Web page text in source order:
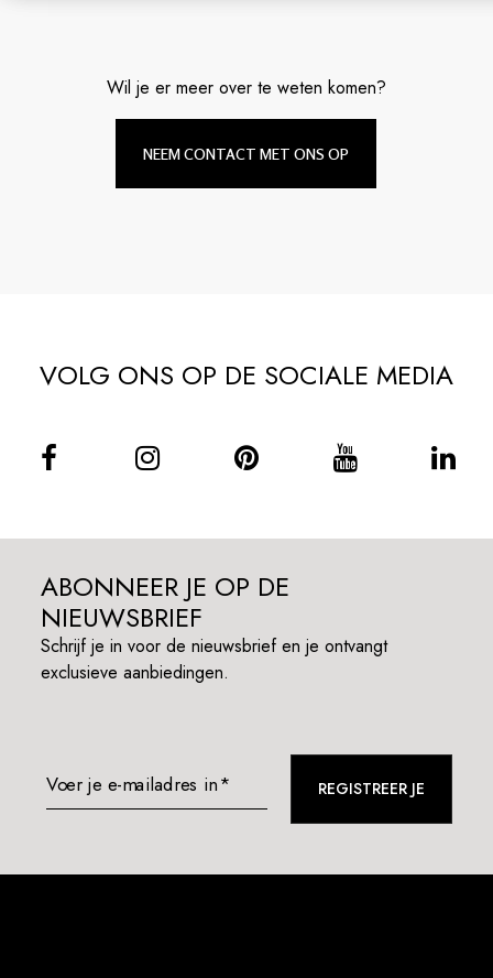
Wil je er meer over te weten komen?
NEEM CONTACT MET ONS OP
VOLG ONS OP DE SOCIALE MEDIA
ABONNEER JE OP DE
NIEUWSBRIEF
Schrijf je in voor de nieuwsbrief en je ontvangt
exclusieve aanbiedingen.
Voer je e-mailadres in* REGISTREER JE